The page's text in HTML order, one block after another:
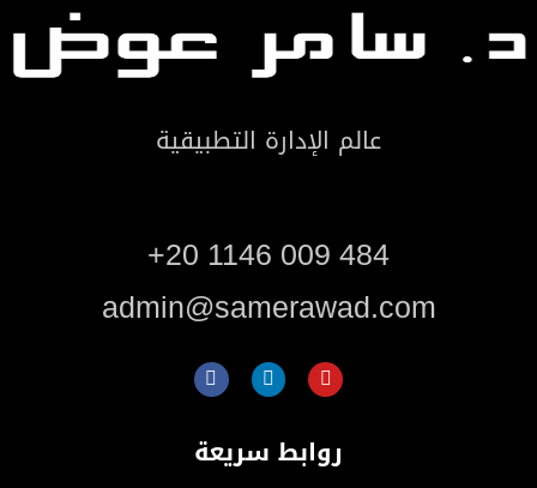
عالم الإدارة التطبيقية
+20 1146 009 484
admin@samerawad.com
روابط سريعة